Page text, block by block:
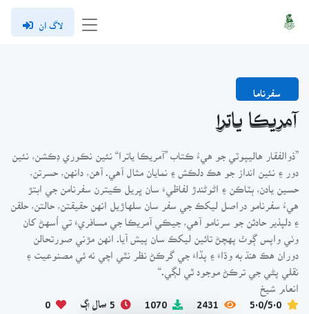
لاگ ان
سفرناما
آمريڪا ياترا
”ذوالفقار هاليپوٽي جو هيءُ ڪتاب ”آمريڪا ياترا“ نئين نڪوري ڊڪشن، نئين
دور ۽ نئين انداز جو هڪ دلڪش ۽ نمايان مثال آهي. آهن، دانهن، حسرتن،
حسين يادن، ٻٽاڪن ۽ اڻوڻندڙ لفاظيءَ سان ڀريل ڪيترن سفرنامن جي ابتڙ
هيءُ سفرنامو دراصل ليکڪ جي سفر سان سلهاڙيل انهن حقيقتن، حالتن، حلقن
۽ دلپذير حادثن جو سرنامو آهي، جيڪي آمريڪا جي مسافريءَ تي اُسهڻ کان
وٺي واپس ڳوٺ پهچڻ تائين ليکڪ سان پيش آيا. انهن مڙني صورتحالن
دوران هڪ هنڌ به وڌاءَ ۽ پڏاءَ جي گرڪڻ نظر نٿي اچي نه ئي مصنوعيت ۽
نقلي پڻي جي ترڪڻ موجود ٿي لڳي.“
انعام شيخ
5.0/5.0
2431
1070 5 سال اڳ 0